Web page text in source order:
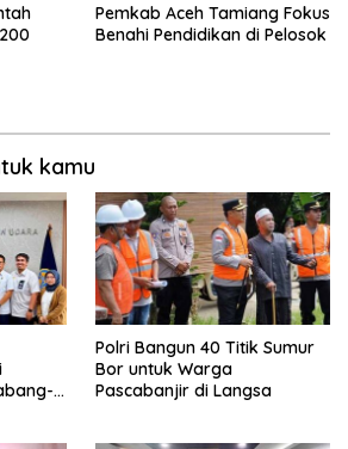
Pemkab Aceh Tamiang Fokus
Benahi Pendidikan di Pelosok
kamu
Polri Bangun 40 Titik Sumur
Bor untuk Warga
Pascabanjir di Langsa